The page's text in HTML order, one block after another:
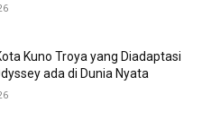
Kuno Troya yang Diadaptasi
ada di Dunia Nyata